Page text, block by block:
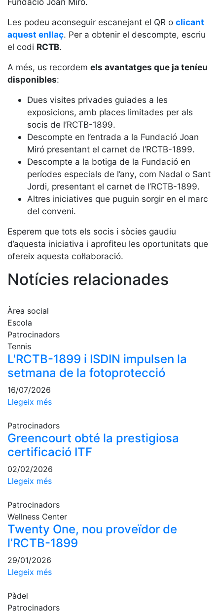
Serveis
Instal·lacions
Preguntes
Freqüents
(FAQs)
Treballa amb
nosaltres
Àrea esportiva
Tennis
Escola de
tennis
Next Gen
Palmarès
equips
Llegendes
professionals
Competicions
Campionat
Tennis
de Joc
d'Honor
del
Campionat
Social
Fotos
Pàdel
Escola de
Campionat
Social Pàdel
Quadres
de joc
Quadre
d'Honor
del
Campionat
Normativa
Les podeu aconseguir escanejant el QR o clicant
aquest enllaç. Per a obtenir el descompte, escriu
el codi RCTB.
A més, us recordem els avantatges que ja teníeu
disponibles:
Dues visites privades guiades a les
exposicions, amb places limitades per als
socis de l’RCTB-1899.
Descompte en l’entrada a la Fundació Joan
Miró presentant el carnet de l’RCTB-1899.
Descompte a la botiga de la Fundació en
períodes especials de l’any, com Nadal o Sant
Jordi, presentant el carnet de l’RCTB-1899.
Altres iniciatives que puguin sorgir en el marc
del conveni.
Esperem que tots els socis i sòcies gaudiu
d’aquesta iniciativa i aprofiteu les oportunitats que
ofereix aquesta col·laboració.
Notícies relacionades
Àrea social
Escola
Patrocinadors
Tennis
L'RCTB-1899 i ISDIN impulsen la
setmana de la fotoprotecció
16/07/2026
Llegeix més
Patrocinadors
Greencourt obté la prestigiosa
certificació ITF
02/02/2026
Llegeix més
Patrocinadors
Wellness Center
Twenty One, nou proveïdor de
l’RCTB-1899
29/01/2026
Llegeix més
Pàdel
Patrocinadors